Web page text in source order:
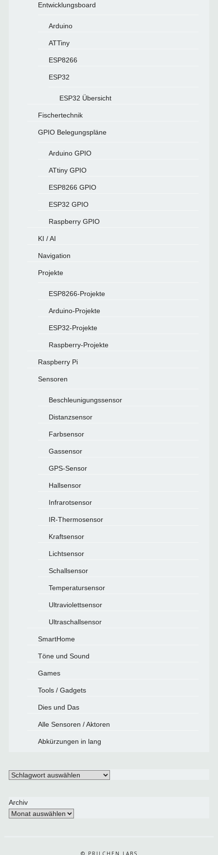
Entwicklungsboard
Arduino
ATTiny
ESP8266
ESP32
ESP32 Übersicht
Fischertechnik
GPIO Belegungspläne
Arduino GPIO
ATtiny GPIO
ESP8266 GPIO
ESP32 GPIO
Raspberry GPIO
KI / AI
Navigation
Projekte
ESP8266-Projekte
Arduino-Projekte
ESP32-Projekte
Raspberry-Projekte
Raspberry Pi
Sensoren
Beschleunigungssensor
Distanzsensor
Farbsensor
Gassensor
GPS-Sensor
Hallsensor
Infrarotsensor
IR-Thermosensor
Kraftsensor
Lichtsensor
Schallsensor
Temperatursensor
Ultraviolettsensor
Ultraschallsensor
SmartHome
Töne und Sound
Games
Tools / Gadgets
Dies und Das
Alle Sensoren / Aktoren
Abkürzungen in lang
Schlagwörter
Archiv